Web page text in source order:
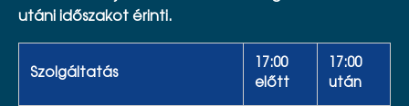
utáni időszakot érinti.
Szolgáltatás
17:00
előtt
17:00
után